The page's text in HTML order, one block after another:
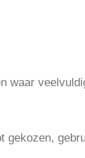
waar
gekozen,